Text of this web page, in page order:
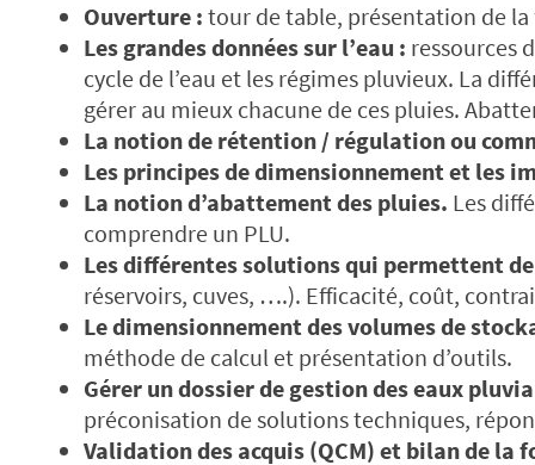
Ouverture :tour de table, présentation de
Les grandes données sur l’eau : ressources
cycle de l’eau et les régimes pluvieux. La
gérer au mieux chacune de ces pluies.
La notion de rétention / régulation ou
Les principes de dimensionnement et les
La notion d’abattement des pluies. Les
comprendre un PLU.
Les différentes solutions qui permettent
réservoirs, cuves, ….). Efficacité, coût,
Le dimensionnement des volumes de
méthode de calcul et présentation d’outils.
Gérer un dossier de gestion des eaux
préconisation de solutions techniques,
Validation des acquis (QCM) et bilan de la